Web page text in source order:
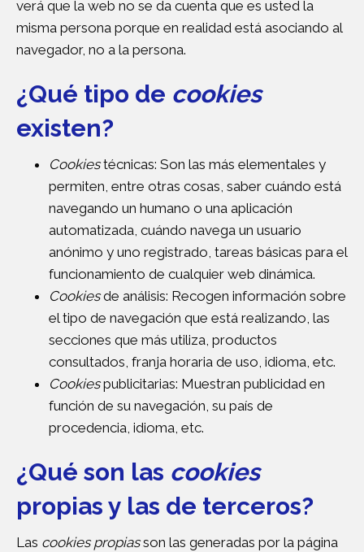
verá que la web no se da cuenta que es usted la
misma persona porque en realidad está asociando al
navegador, no a la persona.
¿Qué tipo de cookies
existen?
Cookiestécnicas: Son las más elementales y
permiten, entre otras cosas, saber cuándo está
navegando un humano o una aplicación
automatizada, cuándo navega un usuario
anónimo y uno registrado, tareas básicas para el
funcionamiento de cualquier web dinámica.
Cookiesde análisis: Recogen información sobre
el tipo de navegación que está realizando, las
secciones que más utiliza, productos
consultados, franja horaria de uso, idioma, etc.
Cookiespublicitarias: Muestran publicidad en
función de su navegación, su país de
procedencia, idioma, etc.
¿Qué son las cookies
propias y las de terceros?
Las cookies propiasson las generadas por la página